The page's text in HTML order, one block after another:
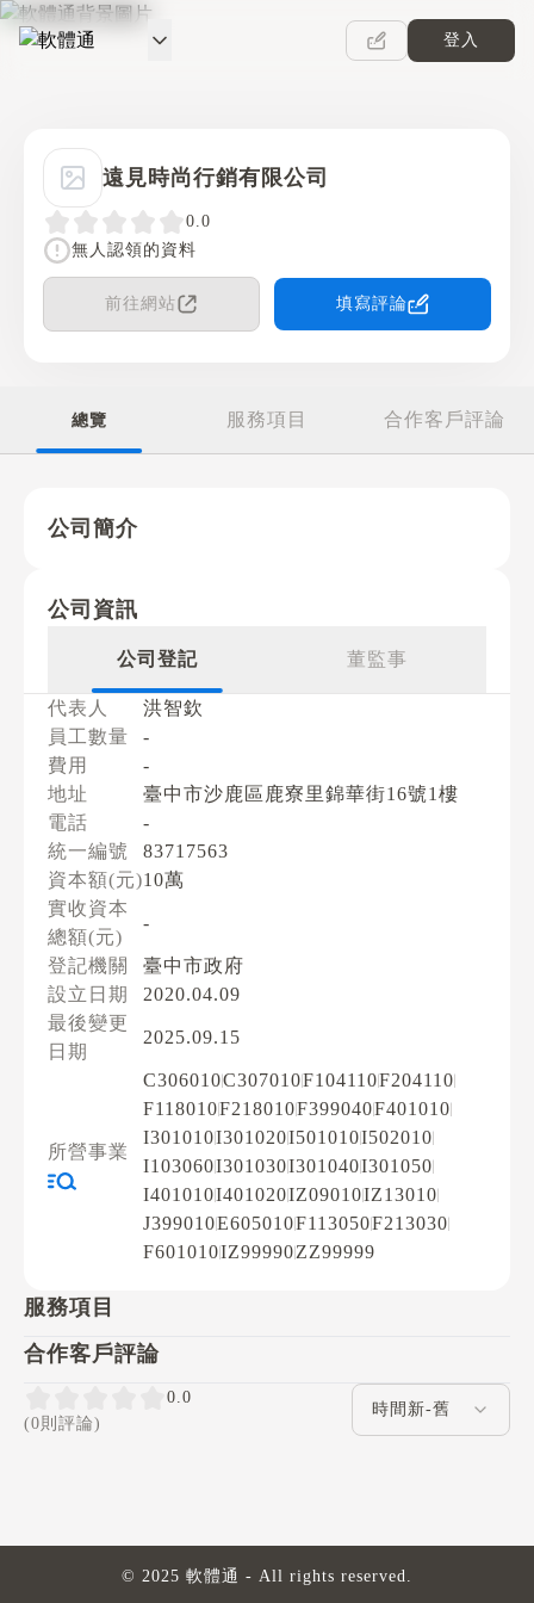
軟體通
登入
遠見時尚行銷有限公司
0.0
無人認領的資料
前往網站 填寫評論
總覽 服務項目 合作客戶評論
公司簡介
公司資訊
公司登記 董監事
代表人
洪智欽
員工數量
-
費用
-
地址
臺中市沙鹿區鹿寮里錦華街16號1樓
電話
-
統一編號
83717563
資本額(元)10萬
實收資本
總額(元)
-
登記機關
臺中市政府
設立日期
2020.04.09
最後變更
日期
2025.09.15
所營事業
C306010C307010F104110F204110
F118010F218010F399040F401010
I301010I301020I501010I502010
I103060I301030I301040I301050
I401010I401020IZ09010IZ13010
J399010E605010F113050F213030
F601010IZ99990ZZ99999
服務項目
合作客戶評論
0.0
(0則評論)
評論排序
© 2025 軟體通 - All rights reserved.